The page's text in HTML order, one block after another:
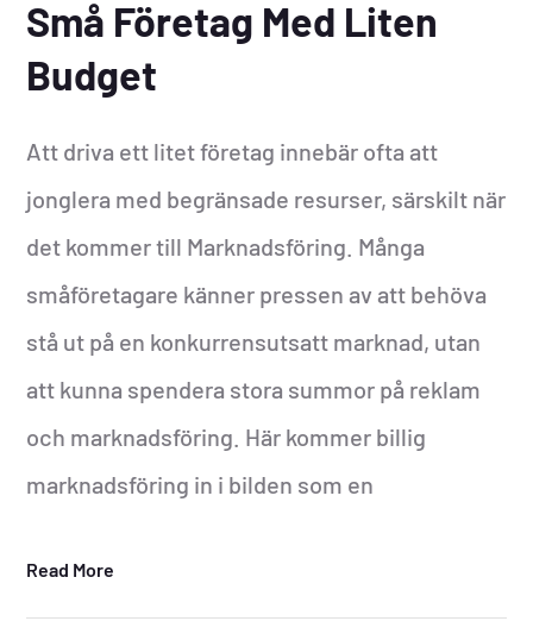
Små Företag Med Liten
Budget
Att driva ett litet företag innebär ofta att
jonglera med begränsade resurser, särskilt när
det kommer till Marknadsföring. Många
småföretagare känner pressen av att behöva
stå ut på en konkurrensutsatt marknad, utan
att kunna spendera stora summor på reklam
och marknadsföring. Här kommer billig
marknadsföring in i bilden som en
Read More